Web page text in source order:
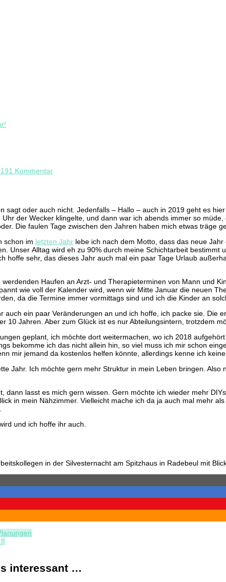
1 Kommentarzu
sagt oder auch nicht. Jedenfalls – Hallo – auch in 2019 geht es
der Wecker klingelte, und dann war ich abends immer so
Die faulen Tage zwischen den Jahren haben mich etwas träge
schon im letzten Jahr lebe ich nach dem Motto, dass das neue
Unser Alltag wird eh zu 90% durch meine Schichtarbeit
hoffe sehr, das dieses Jahr auch mal ein paar Tage Urlaub
Haufen an Arzt- und Therapieterminen von Mann und
wie voll der Kalender wird, wenn wir Mitte Januar die neuen
da die Termine immer vormittags sind und ich die Kinder an
auch ein paar Veränderungen an und ich hoffe, ich packe sie.
10 Jahren. Aber zum Glück ist es nur Abteilungsintern, trotzdem
geplant, ich möchte dort weitermachen, wo ich 2018
bekomme ich das nicht allein hin, so viel muss ich mir schon
mir jemand da kostenlos helfen könnte, allerdings kenne ich
Jahr. Ich möchte gern mehr Struktur in mein Leben bringen.
dann lasst es mich gern wissen. Gern möchte ich wieder mehr
in mein Nähzimmer. Vielleicht mache ich da ja auch mal mehr
und ich hoffe ihr auch.
in der Silvesternacht am Spitzhaus in Radebeul mit
interessant …